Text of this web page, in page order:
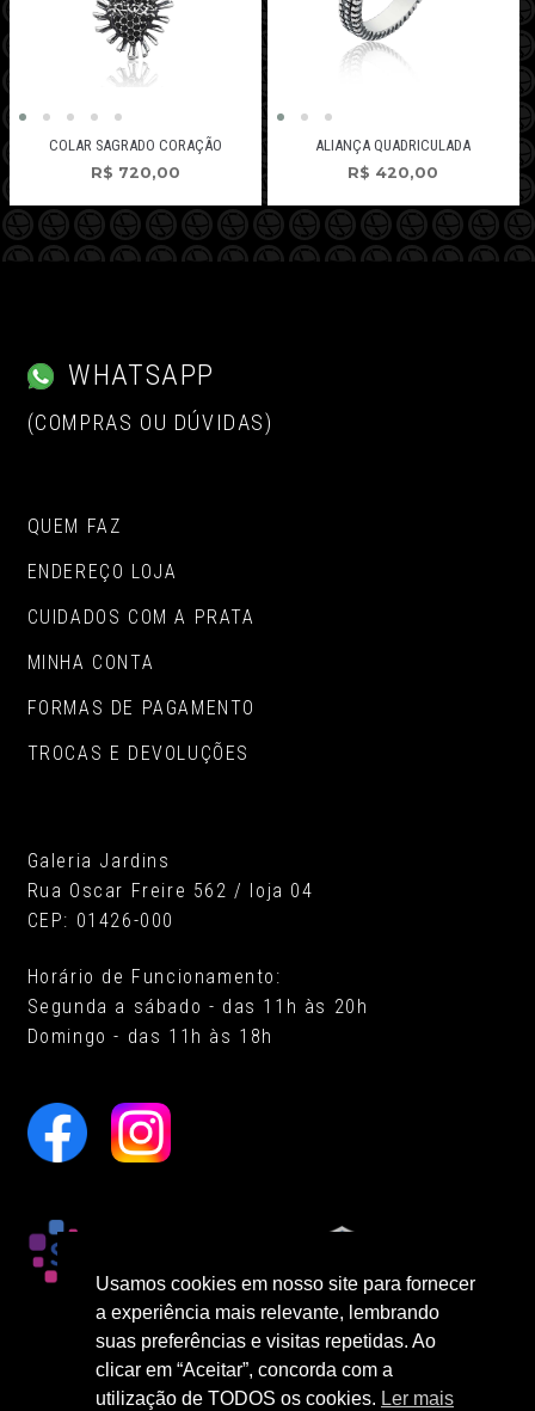
COLAR SAGRADO CORAÇÃO
R$ 720,00
ALIANÇA QUADRICULADA
R$ 420,00
WHATSAPP
(COMPRAS OU DÚVIDAS)
QUEM FAZ
ENDEREÇO LOJA
CUIDADOS COM A PRATA
MINHA CONTA
FORMAS DE PAGAMENTO
TROCAS E DEVOLUÇÕES
Galeria Jardins
Rua Oscar Freire 562 / loja 04
CEP: 01426-000
Horário de Funcionamento:
Segunda a sábado - das 11h às 20h
Domingo - das 11h às 18h
Usamos cookies em nosso site para fornecer
a experiência mais relevante, lembrando
suas preferências e visitas repetidas. Ao
clicar em “Aceitar”, concorda com a
utilização de TODOS os cookies. Ler mais